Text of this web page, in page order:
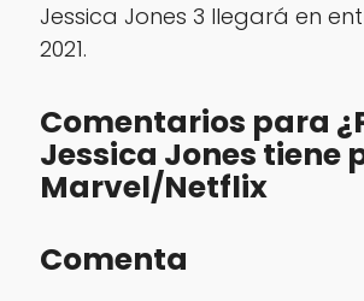
Jessica Jones 3 llegará en
2021.
Comentarios para
Jessica Jones tiene
Marvel/Netflix
Comenta